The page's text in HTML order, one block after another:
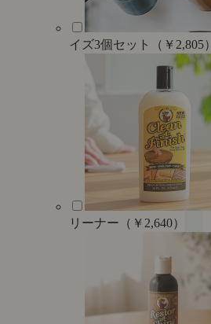
イズ3個セット（￥2,805）
リーナー（￥2,640）